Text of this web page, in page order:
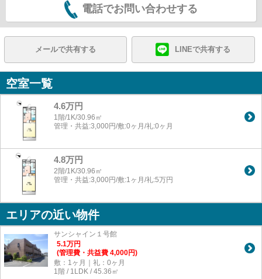
電話でお問い合わせする
メールで共有する LINEで共有する
空室一覧
4.6万円
1階/1K/30.96㎡
管理・共益:3,000円/敷:0ヶ月/礼:0ヶ月
4.8万円
2階/1K/30.96㎡
管理・共益:3,000円/敷:1ヶ月/礼:5万円
エリアの近い物件
サンシャイン１号館
5.1万円
(管理費・共益費 4,000円)
敷：1ヶ月｜礼：0ヶ月
1階 / 1LDK / 45.36㎡